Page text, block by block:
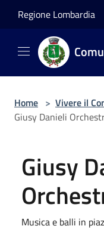
Regione Lombardia
Home > Vivere il
Giusy Danieli
Giusy
Musica e balli in